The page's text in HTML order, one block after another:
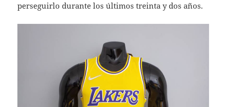
perseguirlo durante los últimos treinta y dos años.